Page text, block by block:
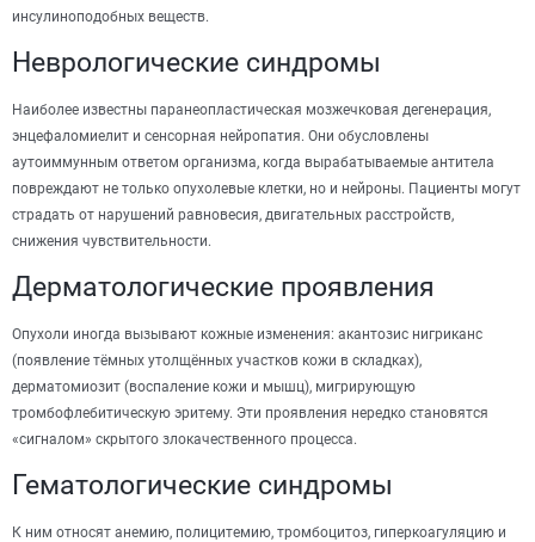
инсулиноподобных веществ.
Неврологические синдромы
Наиболее известны паранеопластическая мозжечковая дегенерация,
энцефаломиелит и сенсорная нейропатия. Они обусловлены
аутоиммунным ответом организма, когда вырабатываемые антитела
повреждают не только опухолевые клетки, но и нейроны. Пациенты могут
страдать от нарушений равновесия, двигательных расстройств,
снижения чувствительности.
Дерматологические проявления
Опухоли иногда вызывают кожные изменения: акантозис нигриканс
(появление тёмных утолщённых участков кожи в складках),
дерматомиозит (воспаление кожи и мышц), мигрирующую
тромбофлебитическую эритему. Эти проявления нередко становятся
«сигналом» скрытого злокачественного процесса.
Гематологические синдромы
К ним относят анемию, полицитемию, тромбоцитоз, гиперкоагуляцию и